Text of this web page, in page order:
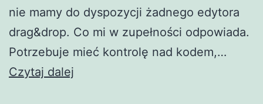
nie mamy do dyspozycji żadnego edytora
drag&drop. Co mi w zupełności odpowiada.
Potrzebuje mieć kontrolę nad kodem,…
Czytaj dalej